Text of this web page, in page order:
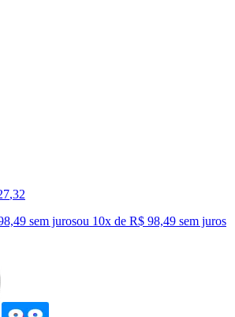
,32
sem jurosou 10x de R$ 98,49 sem juros